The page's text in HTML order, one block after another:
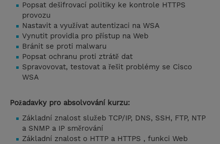
Popsat dešifrovací politiky ke kontrole HTTPS
provozu
Nastavit a využívat autentizaci na WSA
Vynutit providla pro přístup na Web
Bránit se proti malwaru
Popsat ochranu proti ztrátě dat
Spravovovat, testovat a řešit problémy se Cisco
WSA
Požadavky pro absolvování kurzu:
Základní znalost služeb TCP/IP, DNS, SSH, FTP, NTP
a SNMP a IP směrování
Základní znalost o HTTP a HTTPS , funkci Web